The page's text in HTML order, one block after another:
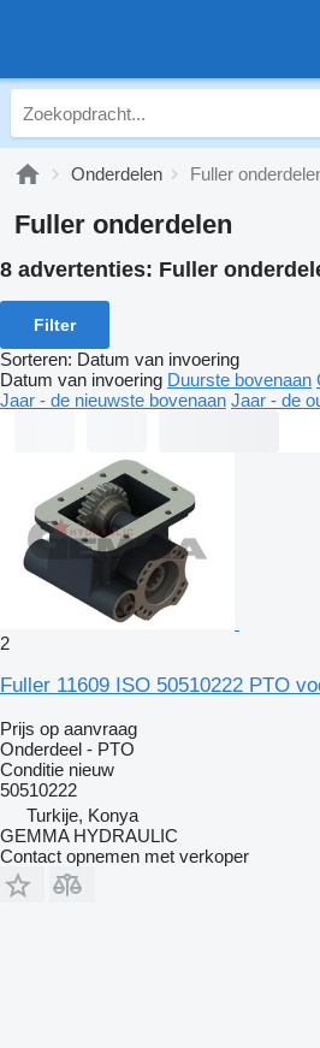
Onderdelen Fuller
Fuller onderdelen
8 advertenties: Fuller
Filter
Sorteren: Datum van invoering
Datum van invoering Duurste bovenaan
Jaar - de nieuwste bovenaan Jaar - de
2
Fuller 11609 ISO 50510222 PTO
Prijs op aanvraag
Onderdeel - PTO
Conditie nieuw
50510222
Turkije, Konya
GEMMA HYDRAULIC
Contact opnemen met verkoper